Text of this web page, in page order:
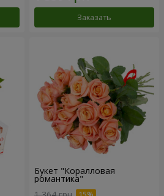
Заказать
Букет "Коралловая
романтика"